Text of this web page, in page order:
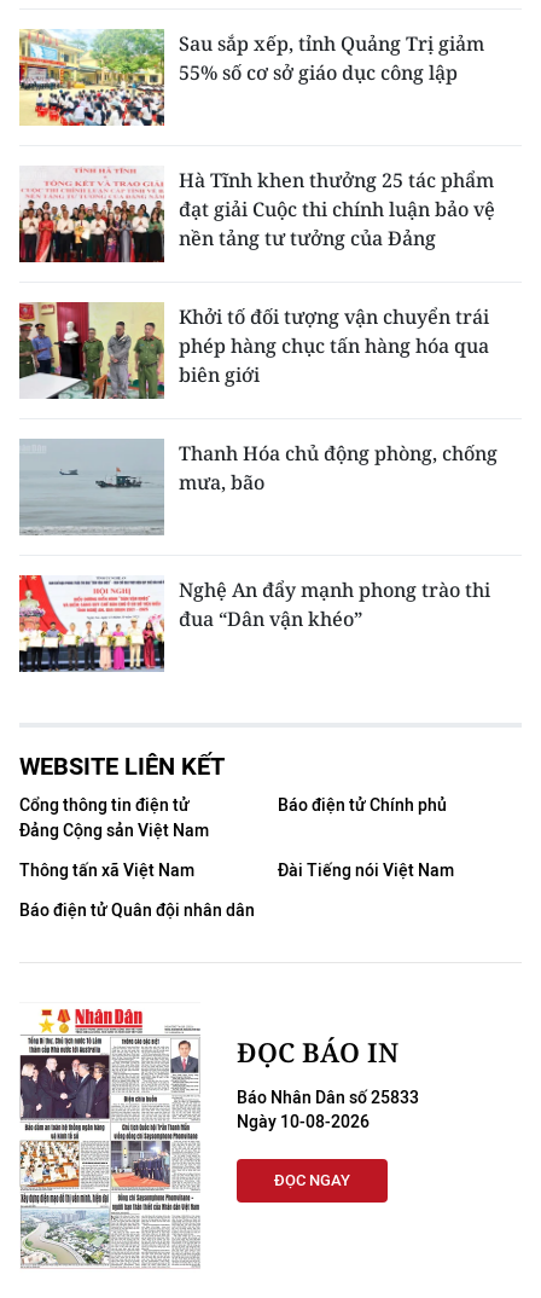
Sau sắp xếp, tỉnh Quảng Trị giảm
55% số cơ sở giáo dục công lập
Hà Tĩnh khen thưởng 25 tác phẩm
đạt giải Cuộc thi chính luận bảo vệ
nền tảng tư tưởng của Đảng
Khởi tố đối tượng vận chuyển trái
phép hàng chục tấn hàng hóa qua
biên giới
Thanh Hóa chủ động phòng, chống
mưa, bão
Nghệ An đẩy mạnh phong trào thi
đua “Dân vận khéo”
WEBSITE LIÊN KẾT
Cổng thông tin điện tử
Đảng Cộng sản Việt Nam
Báo điện tử Chính phủ
Thông tấn xã Việt Nam
Đài Tiếng nói Việt Nam
Báo điện tử Quân đội nhân dân
ĐỌC BÁO IN
Báo Nhân Dân số 25833
Ngày 10-08-2026
ĐỌC NGAY